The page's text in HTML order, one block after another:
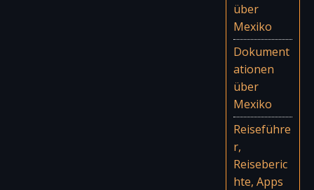
über
Mexiko
Dokument
ationen
über
Mexiko
Reiseführe
r,
Reiseberic
hte, Apps